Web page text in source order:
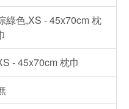
綠色,XS - 45x70cm 枕
- 45x70cm 枕巾